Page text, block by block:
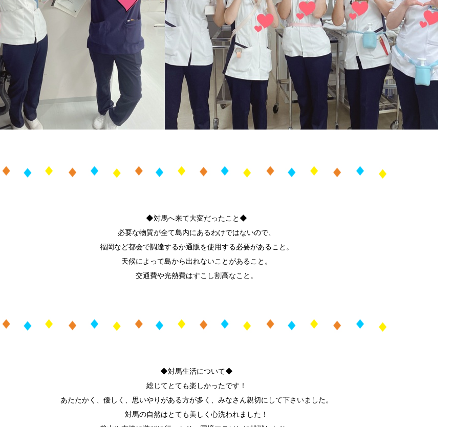
◆対馬へ来て大変だったこと◆
必要な物質が全て島内にあるわけではないので、
福岡など都会で調達するか通販を使用する必要があること。
天候によって島から出れないことがあること。
交通費や光熱費はすこし割高なこと。
◆対馬生活について◆
総じてとても楽しかったです！
あたたかく、優しく、思いやりがある方が多く、みなさん親切にして下さいました。
対馬の自然はとても美しく心洗われました！